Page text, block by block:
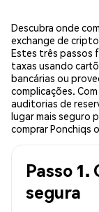
Descubra onde
exchange de
Estes três passos
taxas usando
bancárias ou
complicações.
auditorias de
lugar mais seguro
comprar Ponchiqs
Passo
segura